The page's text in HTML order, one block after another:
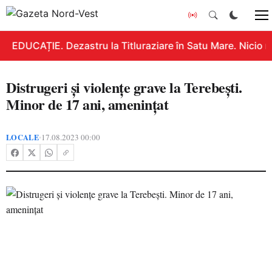
EDUCAȚIE. Dezastru la Titluraziare în Satu Mare. Nicio
Distrugeri și violențe grave la Terebești.
Minor de 17 ani, amenințat
LOCALE•17.08.2023 00:00